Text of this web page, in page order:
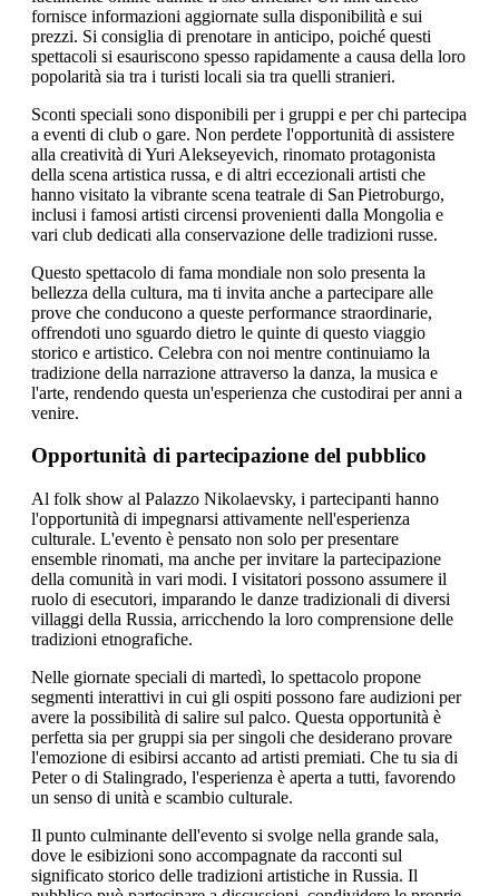
fornisce informazioni aggiornate sulla disponibilità e sui
prezzi. Si consiglia di prenotare in anticipo, poiché questi
spettacoli si esauriscono spesso rapidamente a causa della loro
popolarità sia tra i turisti locali sia tra quelli stranieri.
Sconti speciali sono disponibili per i gruppi e per chi partecipa
a eventi di club o gare. Non perdete l'opportunità di assistere
alla creatività di Yuri Alekseyevich, rinomato protagonista
della scena artistica russa, e di altri eccezionali artisti che
hanno visitato la vibrante scena teatrale di San Pietroburgo,
inclusi i famosi artisti circensi provenienti dalla Mongolia e
vari club dedicati alla conservazione delle tradizioni russe.
Questo spettacolo di fama mondiale non solo presenta la
bellezza della cultura, ma ti invita anche a partecipare alle
prove che conducono a queste performance straordinarie,
offrendoti uno sguardo dietro le quinte di questo viaggio
storico e artistico. Celebra con noi mentre continuiamo la
tradizione della narrazione attraverso la danza, la musica e
l'arte, rendendo questa un'esperienza che custodirai per anni a
venire.
Opportunità di partecipazione del pubblico
Al folk show al Palazzo Nikolaevsky, i partecipanti hanno
l'opportunità di impegnarsi attivamente nell'esperienza
culturale. L'evento è pensato non solo per presentare
ensemble rinomati, ma anche per invitare la partecipazione
della comunità in vari modi. I visitatori possono assumere il
ruolo di esecutori, imparando le danze tradizionali di diversi
villaggi della Russia, arricchendo la loro comprensione delle
tradizioni etnografiche.
Nelle giornate speciali di martedì, lo spettacolo propone
segmenti interattivi in cui gli ospiti possono fare audizioni per
avere la possibilità di salire sul palco. Questa opportunità è
perfetta sia per gruppi sia per singoli che desiderano provare
l'emozione di esibirsi accanto ad artisti premiati. Che tu sia di
Peter o di Stalingrado, l'esperienza è aperta a tutti, favorendo
un senso di unità e scambio culturale.
Il punto culminante dell'evento si svolge nella grande sala,
dove le esibizioni sono accompagnate da racconti sul
significato storico delle tradizioni artistiche in Russia. Il